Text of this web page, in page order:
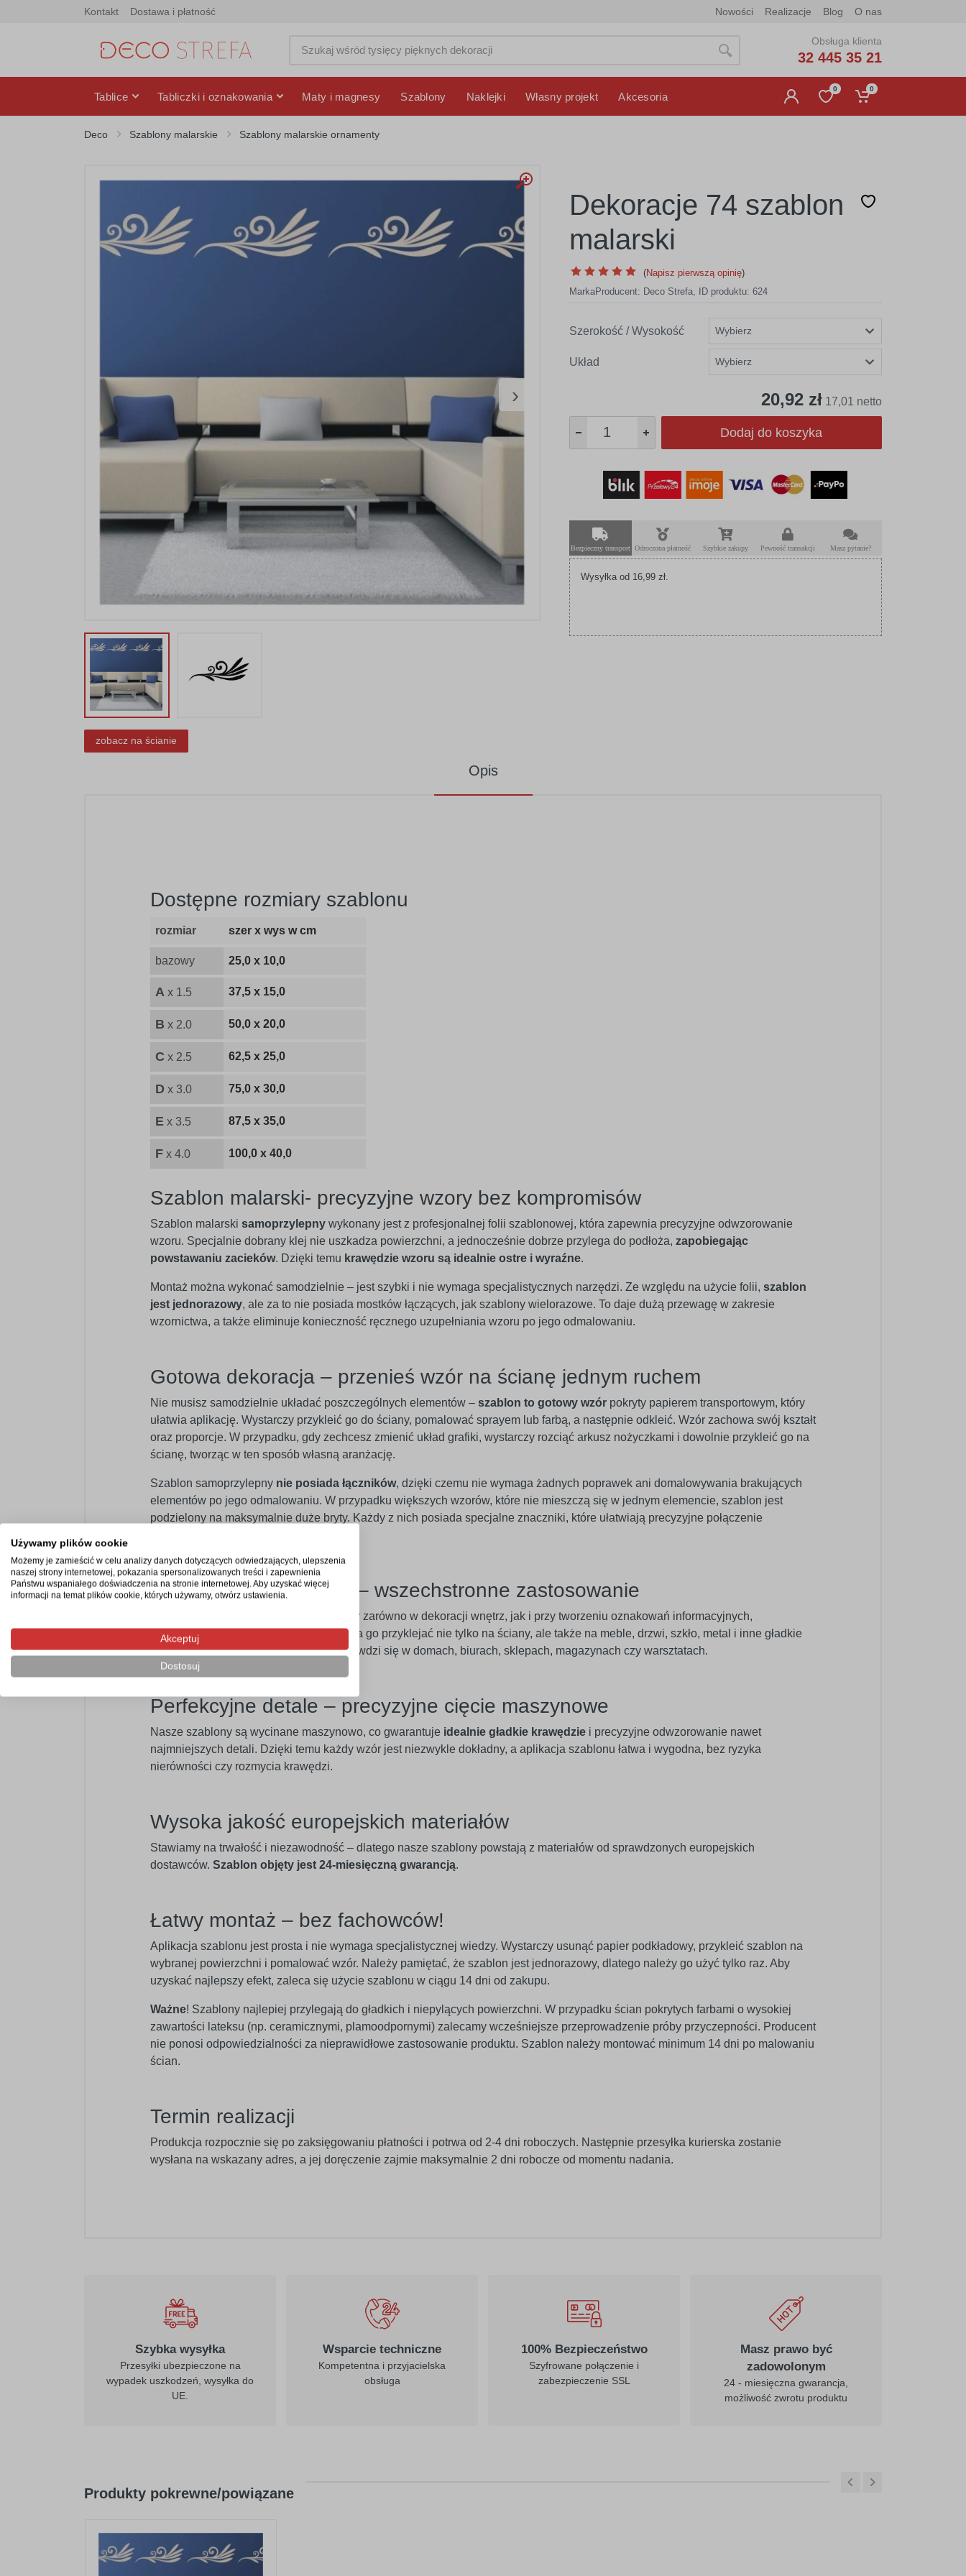
Kontakt Dostawa i płatność Nowości Realizacje Blog O nas
Obsługa klienta
32 445 35 21
Tablice Tabliczki i oznakowania Maty i magnesy Szablony Naklejki Własny projekt Akcesoria
0 0
Deco Szablony malarskie Szablony malarskie ornamenty
›
zobacz na ścianie
Dekoracje 74 szablon
malarski
(Napisz pierwszą opinię)
MarkaProducent: Deco Strefa, ID produktu: 624
Szerokość / Wysokość
Układ
20,92 zł 17,01 netto
Dodaj do koszyka
Bezpieczny transport Odroczona płatność Szybkie zakupy Pewność transakcji Masz pytanie?
Wysyłka od 16,99 zł.
Opis
Dostępne rozmiary szablonu
rozmiar szer x wys w cm
bazowy 25,0 x 10,0
A x 1.5 37,5 x 15,0
B x 2.0 50,0 x 20,0
C x 2.5 62,5 x 25,0
D x 3.0 75,0 x 30,0
E x 3.5 87,5 x 35,0
F x 4.0 100,0 x 40,0
Szablon malarski- precyzyjne wzory bez kompromisów
Szablon malarski samoprzylepny wykonany jest z profesjonalnej folii szablonowej, która zapewnia precyzyjne odwzorowanie
wzoru. Specjalnie dobrany klej nie uszkadza powierzchni, a jednocześnie dobrze przylega do podłoża, zapobiegając
powstawaniu zacieków. Dzięki temu krawędzie wzoru są idealnie ostre i wyraźne.
Montaż można wykonać samodzielnie – jest szybki i nie wymaga specjalistycznych narzędzi. Ze względu na użycie folii, szablon
jest jednorazowy, ale za to nie posiada mostków łączących, jak szablony wielorazowe. To daje dużą przewagę w zakresie
wzornictwa, a także eliminuje konieczność ręcznego uzupełniania wzoru po jego odmalowaniu.
Gotowa dekoracja – przenieś wzór na ścianę jednym ruchem
Nie musisz samodzielnie układać poszczególnych elementów – szablon to gotowy wzór pokryty papierem transportowym, który
ułatwia aplikację. Wystarczy przykleić go do ściany, pomalować sprayem lub farbą, a następnie odkleić. Wzór zachowa swój kształt
oraz proporcje. W przypadku, gdy zechcesz zmienić układ grafiki, wystarczy rozciąć arkusz nożyczkami i dowolnie przykleić go na
ścianę, tworząc w ten sposób własną aranżację.
Szablon samoprzylepny nie posiada łączników, dzięki czemu nie wymaga żadnych poprawek ani domalowywania brakujących
elementów po jego odmalowaniu. W przypadku większych wzorów, które nie mieszczą się w jednym elemencie, szablon jest
podzielony na maksymalnie duże bryty. Każdy z nich posiada specjalne znaczniki, które ułatwiają precyzyjne połączenie
Profesjonalny materiał – wszechstronne zastosowanie
Szablon samoprzylepny będzie pomocny zarówno w dekoracji wnętrz, jak i przy tworzeniu oznakowań informacyjnych,
instruktażowych czy reklamowych. Można go przyklejać nie tylko na ściany, ale także na meble, drzwi, szkło, metal i inne gładkie
niepylące powierzchnie. Doskonale sprawdzi się w domach, biurach, sklepach, magazynach czy warsztatach.
Perfekcyjne detale – precyzyjne cięcie maszynowe
Nasze szablony są wycinane maszynowo, co gwarantuje idealnie gładkie krawędzie i precyzyjne odwzorowanie nawet
najmniejszych detali. Dzięki temu każdy wzór jest niezwykle dokładny, a aplikacja szablonu łatwa i wygodna, bez ryzyka
nierówności czy rozmycia krawędzi.
Wysoka jakość europejskich materiałów
Stawiamy na trwałość i niezawodność – dlatego nasze szablony powstają z materiałów od sprawdzonych europejskich
dostawców. Szablon objęty jest 24-miesięczną gwarancją.
Łatwy montaż – bez fachowców!
Aplikacja szablonu jest prosta i nie wymaga specjalistycznej wiedzy. Wystarczy usunąć papier podkładowy, przykleić szablon na
wybranej powierzchni i pomalować wzór. Należy pamiętać, że szablon jest jednorazowy, dlatego należy go użyć tylko raz. Aby
uzyskać najlepszy efekt, zaleca się użycie szablonu w ciągu 14 dni od zakupu.
Ważne! Szablony najlepiej przylegają do gładkich i niepylących powierzchni. W przypadku ścian pokrytych farbami o wysokiej
zawartości lateksu (np. ceramicznymi, plamoodpornymi) zalecamy wcześniejsze przeprowadzenie próby przyczepności. Producent
nie ponosi odpowiedzialności za nieprawidłowe zastosowanie produktu. Szablon należy montować minimum 14 dni po malowaniu
ścian.
Termin realizacji
Produkcja rozpocznie się po zaksięgowaniu płatności i potrwa od 2-4 dni roboczych. Następnie przesyłka kurierska zostanie
wysłana na wskazany adres, a jej doręczenie zajmie maksymalnie 2 dni robocze od momentu nadania.
Szybka wysyłka
Przesyłki ubezpieczone na
wypadek uszkodzeń, wysyłka do
UE.
Wsparcie techniczne
Kompetentna i przyjacielska
obsługa
100% Bezpieczeństwo
Szyfrowane połączenie i
zabezpieczenie SSL
Masz prawo być
zadowolonym
24 - miesięczna gwarancja,
możliwość zwrotu produktu
Produkty pokrewne/powiązane
Używamy plików cookie
Możemy je zamieścić w celu analizy danych dotyczących odwiedzających, ulepszenia
naszej strony internetowej, pokazania spersonalizowanych treści i zapewnienia
Państwu wspaniałego doświadczenia na stronie internetowej. Aby uzyskać więcej
informacji na temat plików cookie, których używamy, otwórz ustawienia.
Akceptuj
Dostosuj